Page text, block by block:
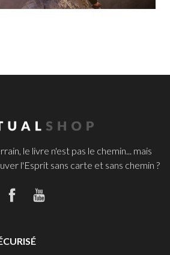
le livre n'est pas le chemin... mais
l'Esprit sans carte et sans chemin ?